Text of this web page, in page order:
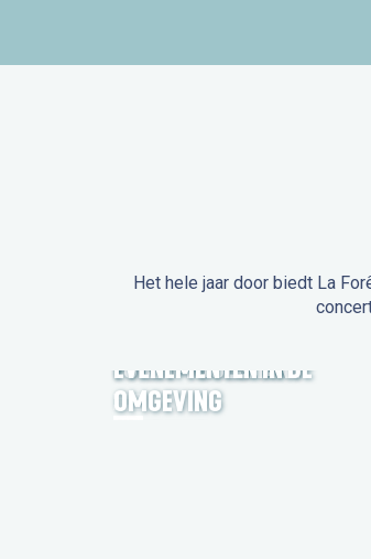
Het hele jaar door biedt La
FORÊT-FOUESNANT
EVENEMENTEN IN DE
OMGEVING